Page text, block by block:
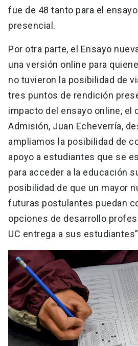
fue de 48 tanto para el
presencial.
Por otra parte, el Ensayo
una versión online para
no tuvieron la posibilidad de
tres puntos de rendición
impacto del ensayo online, el
Admisión, Juan Echeverría,
ampliamos la posibilidad de
apoyo a estudiantes que se
para acceder a la educación
posibilidad de que un mayor
futuras postulantes puedan
opciones de desarrollo
UC entrega a sus